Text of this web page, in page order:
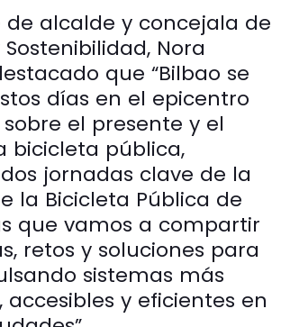
de alcalde y concejala de
Nora
que “Bilbao se
días en el epicentro
el presente y el
bicicleta pública,
jornadas clave de la
la Bicicleta Pública de
que vamos a compartir
retos y soluciones para
sistemas más
accesibles y eficientes en